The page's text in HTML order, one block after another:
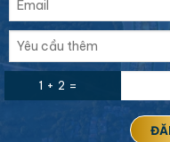
1 + 2 =